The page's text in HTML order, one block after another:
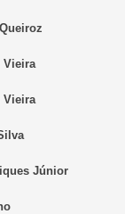
Vieira
Vieira
Júnior